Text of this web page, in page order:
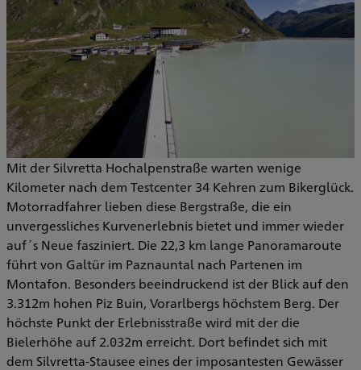
Mit der Silvretta Hochalpenstraße warten wenige
Kilometer nach dem Testcenter 34 Kehren zum Bikerglück.
Motorradfahrer lieben diese Bergstraße, die ein
unvergessliches Kurvenerlebnis bietet und immer wieder
auf´s Neue fasziniert. Die 22,3 km lange Panoramaroute
führt von Galtür im Paznauntal nach Partenen im
Montafon. Besonders beeindruckend ist der Blick auf den
3.312m hohen Piz Buin, Vorarlbergs höchstem Berg. Der
höchste Punkt der Erlebnisstraße wird mit der die
Bielerhöhe auf 2.032m erreicht. Dort befindet sich mit
dem Silvretta-Stausee eines der imposantesten Gewässer